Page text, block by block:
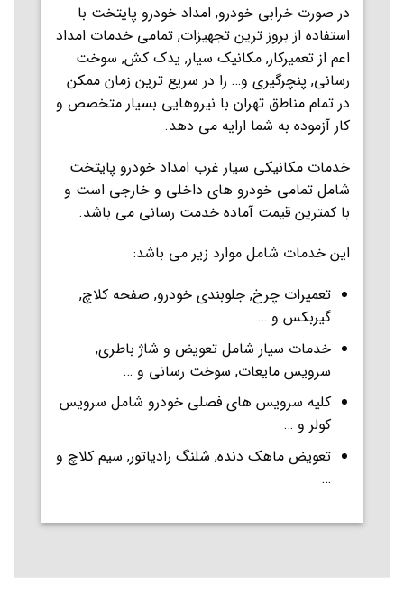
در صورت خرابی خودرو, امداد خودرو پایتخت با
استفاده از بروز ترین تجهیزات, تمامی خدمات امداد
اعم از تعمیرکار, مکانیک سیار, یدک کش, سوخت
رسانی, پنچرگیری و… را در سریع ترین زمان ممکن
در تمام مناطق تهران با نیروهایی بسیار متخصص و
کار آزموده به شما ارایه می دهد.
خدمات مکانیکی سیار غرب امداد خودرو پایتخت
شامل تمامی خودرو های داخلی و خارجی است و
با کمترین قیمت آماده خدمت رسانی می باشد.
این خدمات شامل موارد زیر می باشد:
تعمیرات چرخ, جلوبندی خودرو, صفحه کلاچ,
گیربکس و …
خدمات سیار شامل تعویض و شاژ باطری,
سرویس مایعات, سوخت رسانی و …
کلیه سرویس های فصلی خودرو شامل سرویس
کولر و …
تعویض ماهک دنده, شلنگ رادیاتور, سیم کلاچ و
…